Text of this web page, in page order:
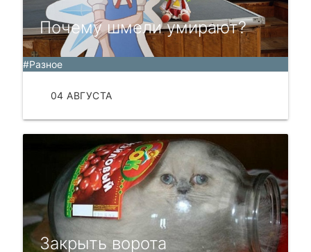
Почему шмели умирают?
#Разное
04 АВГУСТА
​Закрыть ворота